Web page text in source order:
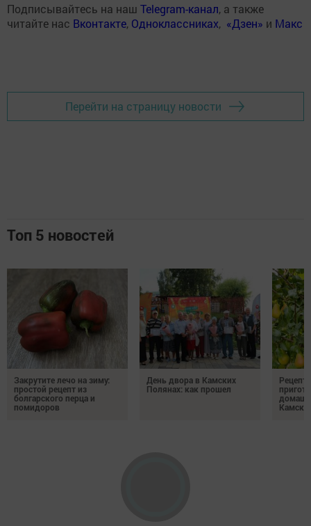
Подписывайтесь на наш Telegram-канал, а также
читайте нас Вконтакте, Одноклассниках, «Дзен» и Макс
Перейти на страницу новости
Топ 5 новостей
Закрутите лечо на зиму:
простой рецепт из
болгарского перца и
помидоров
День двора в Камских
Полянах: как прошел